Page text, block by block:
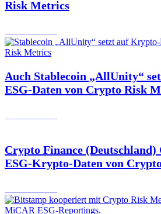
Risk Metrics
Auch Stablecoin „AllUnity“
ESG-Daten von Crypto Risk
Crypto Finance
ESG-Krypto-Daten von